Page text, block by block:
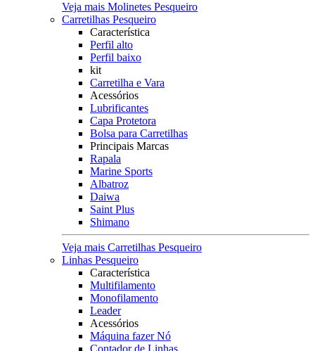
Veja mais Molinetes Pesqueiro
Carretilhas Pesqueiro
Característica
Perfil alto
Perfil baixo
kit
Carretilha e Vara
Acessórios
Lubrificantes
Capa Protetora
Bolsa para Carretilhas
Principais Marcas
Rapala
Marine Sports
Albatroz
Daiwa
Saint Plus
Shimano
Veja mais Carretilhas Pesqueiro
Linhas Pesqueiro
Característica
Multifilamento
Monofilamento
Leader
Acessórios
Máquina fazer Nó
Contador de Linhas